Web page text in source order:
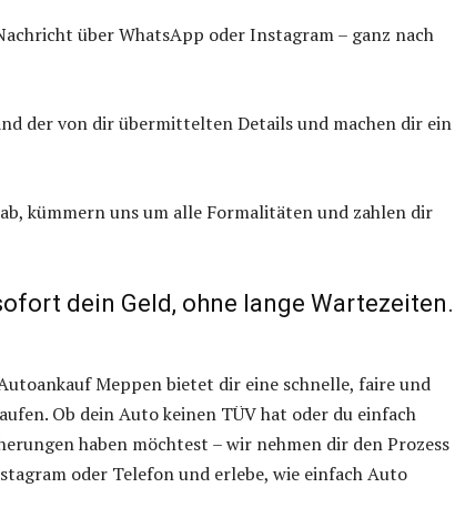
über WhatsApp oder Instagram – ganz nach
der von dir übermittelten Details und machen dir ein
kümmern uns um alle Formalitäten und zahlen dir
dein Geld, ohne lange Wartezeiten.
Meppen bietet dir eine schnelle, faire und
Ob dein Auto keinen TÜV hat oder du einfach
haben möchtest – wir nehmen dir den Prozess
oder Telefon und erlebe, wie einfach Auto